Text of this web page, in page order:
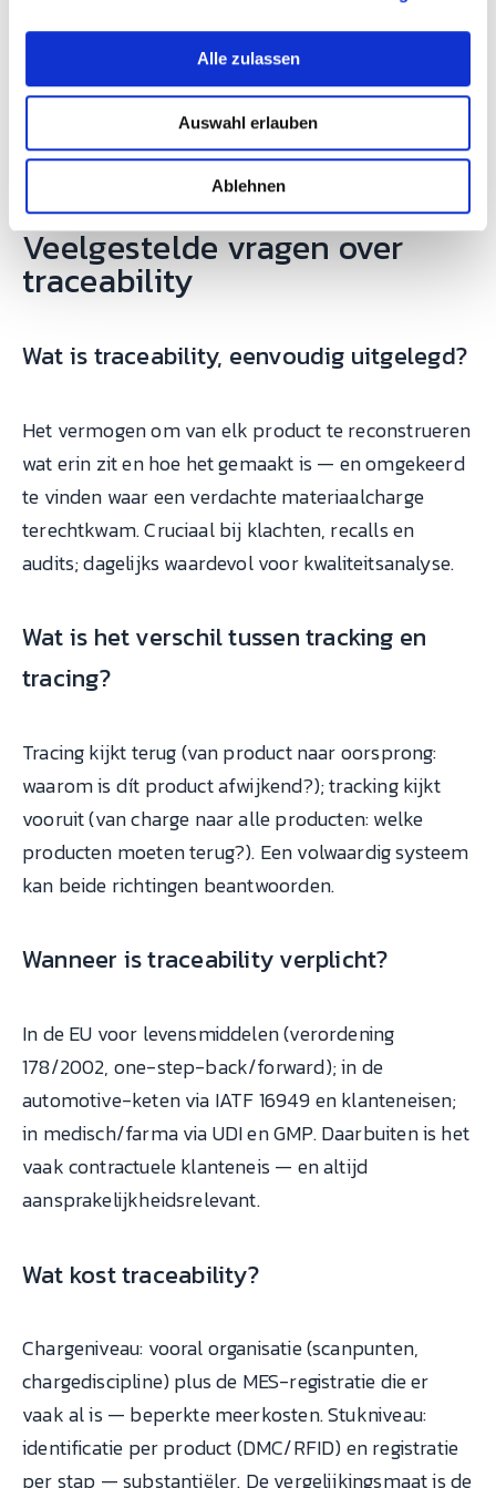
Alle zulassen
Auswahl erlauben
Ablehnen
materiaalcharges, machines, procesdata en
controles automatisch per order — de recall-
vraag wordt een query van minuten.Bekijk
ofde oplossing voor de
voedingsmiddelenindustrie.
Veelgestelde vragen over
traceability
Wat is traceability, eenvoudig uitgelegd?
Het vermogen om van elk product te reconstrueren
wat erin zit en hoe het gemaakt is — en omgekeerd
te vinden waar een verdachte materiaalcharge
terechtkwam. Cruciaal bij klachten, recalls en
audits; dagelijks waardevol voor kwaliteitsanalyse.
Wat is het verschil tussen tracking en
tracing?
Tracing kijkt terug (van product naar oorsprong:
waarom is dít product afwijkend?); tracking kijkt
vooruit (van charge naar alle producten: welke
producten moeten terug?). Een volwaardig systeem
kan beide richtingen beantwoorden.
Wanneer is traceability verplicht?
In de EU voor levensmiddelen (verordening
178/2002, one-step-back/forward); in de
automotive-keten via IATF 16949 en klanteneisen;
in medisch/farma via UDI en GMP. Daarbuiten is het
vaak contractuele klanteneis — en altijd
aansprakelijkheidsrelevant.
Wat kost traceability?
Chargeniveau: vooral organisatie (scanpunten,
chargediscipline) plus de MES-registratie die er
vaak al is — beperkte meerkosten. Stukniveau:
identificatie per product (DMC/RFID) en registratie
per stap — substantiëler. De vergelijkingsmaat is de